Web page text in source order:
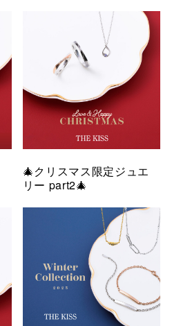
🎄クリスマス限定ジュエ
リー part2🎄